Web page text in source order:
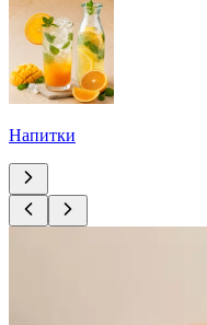
Напитки